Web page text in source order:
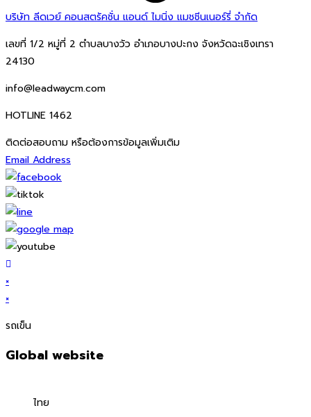
บริษัท ลีดเวย์ คอนสตรัคชั่น แอนด์ ไมนิ่ง แมชชีนเนอร์รี่ จำกัด
เลขที่ 1/2 หมู่ที่ 2 ตำบลบางวัว อำเภอบางปะกง จังหวัดฉะเชิงเทรา
24130
info@leadwaycm.com
HOTLINE 1462
ติดต่อสอบถาม หรือต้องการข้อมูลเพิ่มเติม
Email Address
×
×
รถเข็น
Global website
ไทย